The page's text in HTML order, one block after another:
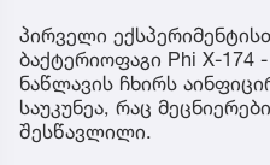
პირველი
ბაქტერიოფაგი Phi X-174
ნაწლავის ჩხირს
საუკუნეა, რაც
შესწავლილი.